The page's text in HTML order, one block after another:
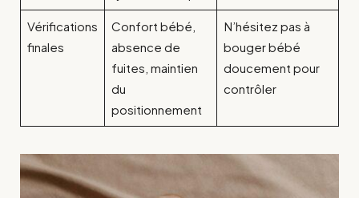
Vérifications
finales
Confort bébé,
absence de
fuites, maintien
du
positionnement
N’hésitez pas à
bouger bébé
doucement pour
contrôler